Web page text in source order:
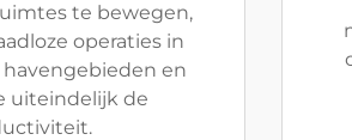
te bewegen,
operaties in
en
uiteindelijk de